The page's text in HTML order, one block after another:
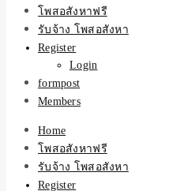
ขายบ้าน ที่ดิ
หน้า โดย ทีม
โพสต์อสังหา
โพสอสังหาฟรี
รับจ้าง โพสอสังหา
Register
Login
formpost
Members
Home
โพสอสังหาฟรี
รับจ้าง โพสอสังหา
Register